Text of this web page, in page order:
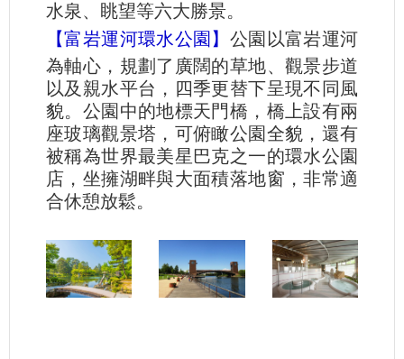
水泉、眺望等六大勝景。
【富岩運河環水公園】 公園以富岩運河
為軸心，規劃了廣闊的草地、觀景步道
以及親水平台，四季更替下呈現不同風
貌。公園中的地標天門橋，橋上設有兩
座玻璃觀景塔，可俯瞰公園全貌，還有
被稱為世界最美星巴克之一的環水公園
店，坐擁湖畔與大面積落地窗，非常適
合休憩放鬆。